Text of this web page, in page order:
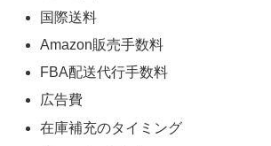
国際送料
Amazon販売手数料
FBA配送代行手数料
広告費
在庫補充のタイミング